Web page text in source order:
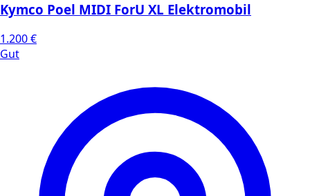
Kymco Poel MIDI ForU XL Elektromobil
1.200 €
Gut